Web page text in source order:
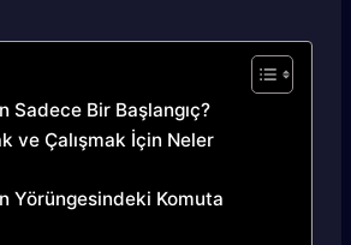
Sadece Bir Başlangıç?
ve Çalışmak İçin Neler
Yörüngesindeki Komuta